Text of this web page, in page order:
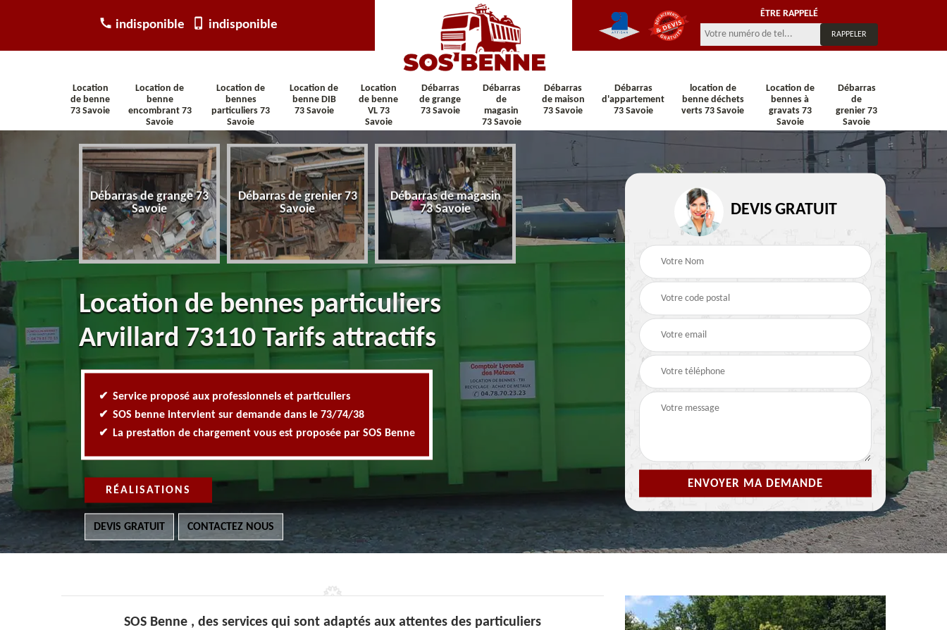
indisponible indisponible
ÊTRE RAPPELÉ
Location
de benne
73 Savoie
Location de
benne
encombrant 73
Savoie
Location de
bennes
particuliers 73
Savoie
Location de
benne DIB
73 Savoie
Location
de benne
VL 73
Savoie
Débarras
de grange
73 Savoie
Débarras
de
magasin
73 Savoie
Débarras
de maison
73 Savoie
Débarras
d'appartement
73 Savoie
location de
benne déchets
verts 73 Savoie
Location de
bennes à
gravats 73
Savoie
Débarras
de
grenier 73
Savoie
Débarras de grange 73
Savoie
Débarras de grenier 73
Savoie
Débarras de magasin
73 Savoie
Débarras de maison 73
Savoie
Location de benne 73
Savoie
Location de benne
73 Savoie
Location de bennes particuliers
Arvillard 73110 Tarifs attractifs
Service proposé aux professionnels et particuliers
SOS benne intervient sur demande dans le 73/74/38
La prestation de chargement vous est proposée par SOS Benne
RÉALISATIONS
DEVIS GRATUIT CONTACTEZ NOUS
DEVIS GRATUIT
SOS Benne , des services qui sont adaptés aux attentes des particuliers